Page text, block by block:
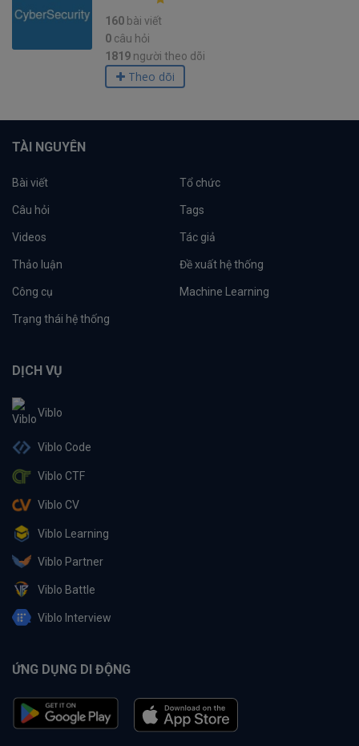
160 bài viết
0 câu hỏi
1819 người theo dõi
Theo dõi
TÀI NGUYÊN
Bài viết Tổ chức
Câu hỏi Tags
Videos Tác giả
Thảo luận Đề xuất hệ thống
Công cụ Machine Learning
Trạng thái hệ thống
DỊCH VỤ
Viblo
Viblo Code
Viblo CTF
Viblo CV
Viblo Learning
Viblo Partner
Viblo Battle
Viblo Interview
ỨNG DỤNG DI ĐỘNG